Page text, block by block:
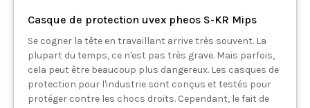
Casque de protection uvex pheos S-KR Mips
Se cogner la tête en travaillant arrive très souvent. La
plupart du temps, ce n'est pas très grave. Mais parfois,
cela peut être beaucoup plus dangereux. Les casques de
protection pour l'industrie sont conçus et testés pour
protéger contre les chocs droits. Cependant, le fait de